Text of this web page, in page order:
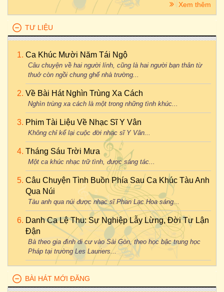
Xem thêm
TƯ LIỆU
Ca Khúc Mười Năm Tái Ngộ
Câu chuyện về hai người lính, cũng là hai người bạn thân từ
thuở còn ngồi chung ghế nhà trường...
Về Bài Hát Nghìn Trùng Xa Cách
Nghìn trùng xa cách là một trong những tình khúc...
Phim Tài Liệu Về Nhạc Sĩ Y Vân
Không chỉ kể lại cuộc đời nhạc sĩ Y Vân...
Tháng Sáu Trời Mưa
Một ca khúc nhạc trữ tình, được sáng tác...
Câu Chuyện Tình Buồn Phía Sau Ca Khúc Tàu Anh
Qua Núi
Tàu anh qua núi được nhạc sĩ Phan Lạc Hoa sáng...
Danh Ca Lệ Thu: Sự Nghiệp Lẫy Lừng, Đời Tư Lận
Đận
Bà theo gia đình di cư vào Sài Gòn, theo học bậc trung học
Pháp tại trường Les Lauriers...
BÀI HÁT MỚI ĐĂNG